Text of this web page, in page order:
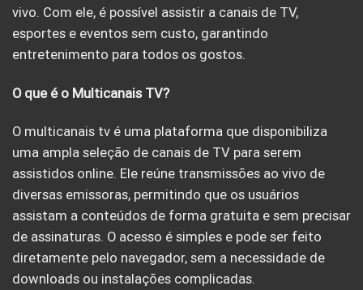
vivo. Com ele, é possível assistir a canais de TV,
esportes e eventos sem custo, garantindo
entretenimento para todos os gostos.
O que é o Multicanais TV?
O multicanais tv é uma plataforma que disponibiliza
uma ampla seleção de canais de TV para serem
assistidos online. Ele reúne transmissões ao vivo de
diversas emissoras, permitindo que os usuários
assistam a conteúdos de forma gratuita e sem precisar
de assinaturas. O acesso é simples e pode ser feito
diretamente pelo navegador, sem a necessidade de
downloads ou instalações complicadas.